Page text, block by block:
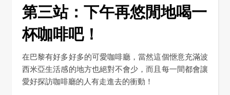
第三站：下午再悠閒地喝一
杯咖啡吧！
在巴黎有好多好多的可愛咖啡廳，當然這個愜意充滿波
西米亞生活感的地方也絕對不會少，而且每一間都會讓
愛好探訪咖啡廳的人有走進去的衝動！